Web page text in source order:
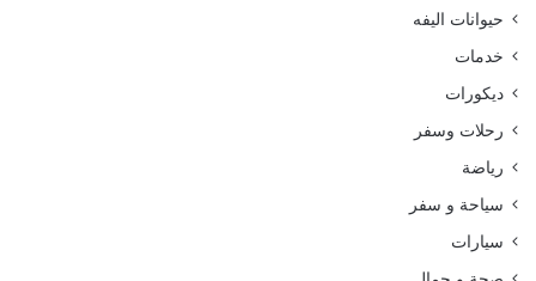
حيوانات اليفه
خدمات
ديكورات
رحلات وسفر
رياضة
سياحة و سفر
سيارات